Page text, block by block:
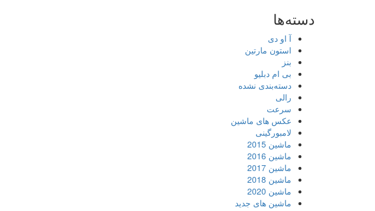
دسته‌ها
آ او دی
استون مارتین
بنز
بی ام دبلیو
دسته‌بندی نشده
رالی
سرعت
عکس های ماشین
لامبورگینی
ماشین 2015
ماشین 2016
ماشین 2017
ماشین 2018
ماشین 2020
ماشین های جدید